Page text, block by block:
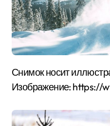
Снимок носит иллюстративный характер.
Изображение: https://